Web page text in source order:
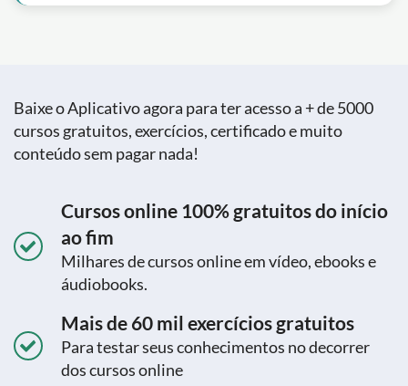
Baixe o Aplicativo agora para ter acesso a + de 5000
cursos gratuitos, exercícios, certificado e muito
conteúdo sem pagar nada!
Cursos online 100% gratuitos do início
ao fim
Milhares de cursos online em vídeo, ebooks e
áudiobooks.
Mais de 60 mil exercícios gratuitos
Para testar seus conhecimentos no decorrer
dos cursos online